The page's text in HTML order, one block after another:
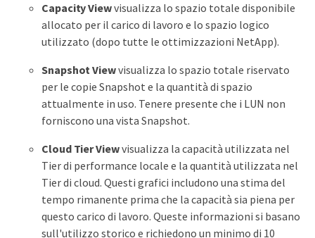
Capacity Viewvisualizza lo spazio totale disponibile
allocato per il carico di lavoro e lo spazio logico
utilizzato (dopo tutte le ottimizzazioni NetApp).
Snapshot Viewvisualizza lo spazio totale riservato
per le copie Snapshot e la quantità di spazio
attualmente in uso. Tenere presente che i LUN non
forniscono una vista Snapshot.
Cloud Tier Viewvisualizza la capacità utilizzata nel
Tier di performance locale e la quantità utilizzata nel
Tier di cloud. Questi grafici includono una stima del
tempo rimanente prima che la capacità sia piena per
questo carico di lavoro. Queste informazioni si basano
sull'utilizzo storico e richiedono un minimo di 10